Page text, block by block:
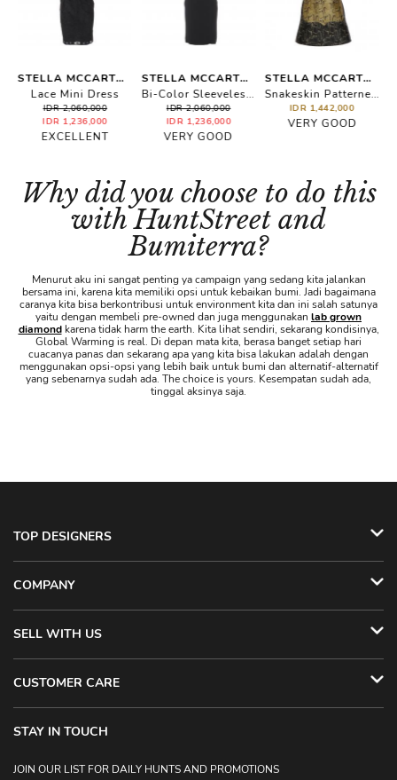
STELLA MCCARTNEY
Lace Mini Dress
IDR 2,060,000
IDR 1,236,000
EXCELLENT
STELLA MCCARTNEY
Bi-Color Sleeveless Dress
IDR 2,060,000
IDR 1,236,000
VERY GOOD
STELLA MCCARTNEY
Snakeskin Patterned Dress
IDR 1,442,000
VERY GOOD
Why did you choose to do this
with HuntStreet and
Bumiterra?
Menurut aku ini sangat penting ya campaign yang sedang kita jalankan
bersama ini, karena kita memiliki opsi untuk kebaikan bumi. Jadi bagaimana
caranya kita bisa berkontribusi untuk environment kita dan ini salah satunya
yaitu dengan membeli pre-owned dan juga menggunakan lab grown
diamondkarena tidak harm the earth. Kita lihat sendiri, sekarang kondisinya,
Global Warming is real. Di depan mata kita, berasa banget setiap hari
cuacanya panas dan sekarang apa yang kita bisa lakukan adalah dengan
menggunakan opsi-opsi yang lebih baik untuk bumi dan alternatif-alternatif
yang sebenarnya sudah ada. The choice is yours. Kesempatan sudah ada,
tinggal aksinya saja.
TOP DESIGNERS
COMPANY
SELL WITH US
CUSTOMER CARE
STAY IN TOUCH
JOIN OUR LIST FOR DAILY HUNTS AND PROMOTIONS